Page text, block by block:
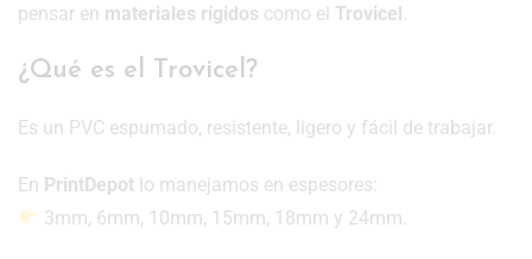
pensar en materiales rígidos como el Trovicel
¿Qué es el Trovicel?
Es un PVC espumado, resistente, ligero y fácil de trabajar.
En PrintDepot lo manejamos en espesores:
3mm, 6mm, 10mm, 15mm, 18mm y 24mm.